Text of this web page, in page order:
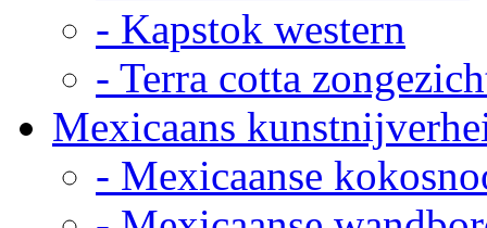
- Kapstok western
- Terra cotta
Mexicaans
- Mexicaanse